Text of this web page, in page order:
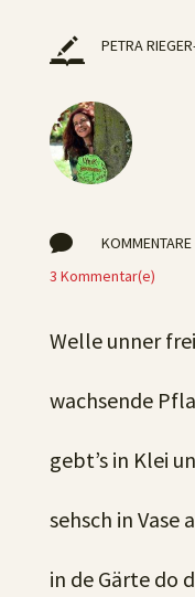
PETRA

KOMMENTARE
3 Kommentar(e)
Welle unner
wachsende
gebt’s in Klei
sehsch in Vase
in de Gärte do